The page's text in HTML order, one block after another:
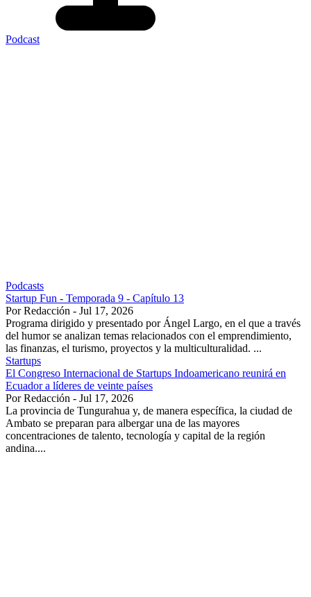
Podcast
Podcasts
Startup Fun - Temporada 9 - Capítulo 13
Por Redacción - Jul 17, 2026
Programa dirigido y presentado por Ángel Largo, en el que a través
del humor se analizan temas relacionados con el emprendimiento,
las finanzas, el turismo, proyectos y la multiculturalidad. ...
Startups
El Congreso Internacional de Startups Indoamericano reunirá en
Ecuador a líderes de veinte países
Por Redacción - Jul 17, 2026
La provincia de Tungurahua y, de manera específica, la ciudad de
Ambato se preparan para albergar una de las mayores
concentraciones de talento, tecnología y capital de la región
andina....